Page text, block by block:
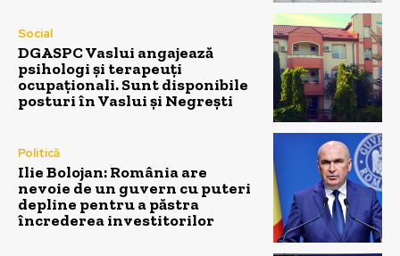
Social
DGASPC Vaslui angajează
psihologi și terapeuți
ocupaționali. Sunt disponibile
posturi în Vaslui și Negrești
Politică
Ilie Bolojan: România are
nevoie de un guvern cu puteri
depline pentru a păstra
încrederea investitorilor